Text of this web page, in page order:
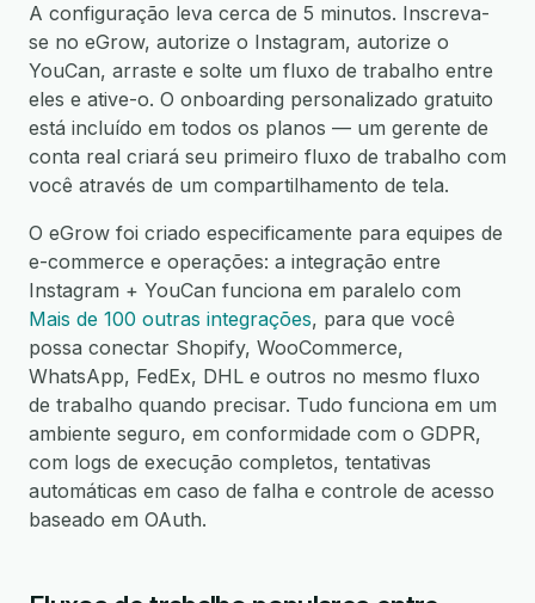
A configuração leva cerca de 5 minutos. Inscreva-
se no eGrow, autorize o Instagram, autorize o
YouCan, arraste e solte um fluxo de trabalho entre
eles e ative-o. O onboarding personalizado gratuito
está incluído em todos os planos — um gerente de
conta real criará seu primeiro fluxo de trabalho com
você através de um compartilhamento de tela.
O eGrow foi criado especificamente para equipes de
e-commerce e operações: a integração entre
Instagram + YouCan funciona em paralelo com
Mais de 100 outras integrações, para que você
possa conectar Shopify, WooCommerce,
WhatsApp, FedEx, DHL e outros no mesmo fluxo
de trabalho quando precisar. Tudo funciona em um
ambiente seguro, em conformidade com o GDPR,
com logs de execução completos, tentativas
automáticas em caso de falha e controle de acesso
baseado em OAuth.